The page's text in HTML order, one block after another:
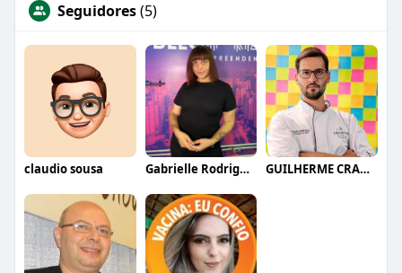
Seguidores(5)
claudio sousa Gabrielle Rodrigues GUILHERME CRAMER BALLE